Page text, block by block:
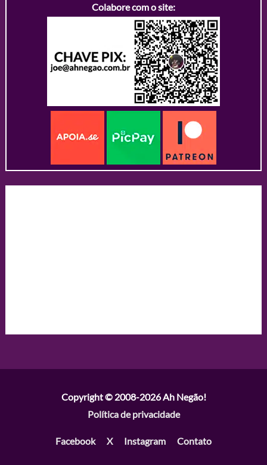
Colabore com o site:
Copyright © 2008-2026Ah Negão!
Política de privacidade
Facebook X Instagram Contato